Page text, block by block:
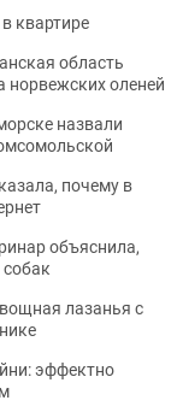
квартире
область
норвежских оленей
назвали
почему в
объяснила,
лазанья с
эффектно